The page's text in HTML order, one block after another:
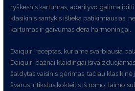
ryškesnis kartumas, aperityvo galima
klasikinis santykis išlieka patikimiausias,
kartumas ir gaivumas dera harmoningai.
Daiquiri receptas, kuriame svarbiausia
Daiquiri dažnai klaidingai
šaldytas vaisinis gėrimas, tačiau klasikinė
švarus ir tikslus kokteilis iš romo, laimo